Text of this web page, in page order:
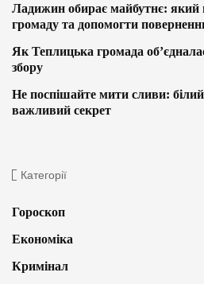
Ладижин обирає майбутнє: який
громаду та допомогти
Як Теплицька громада
збору
Не поспішайте мити сливи:
важливий секрет
Категорії
Гороскоп
Економіка
Кримінал